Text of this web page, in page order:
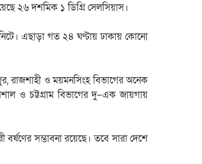
২৬ দশমিক ১ ডিগ্রি সেলসিয়াস।
এছাড়া গত ২৪ ঘণ্টায় ঢাকায় কোনো
রাজশাহী ও ময়মনসিংহ বিভাগের অনেক
ও চট্টগ্রাম বিভাগের দু–এক জায়গায়
সম্ভাবনা রয়েছে। তবে সারা দেশে